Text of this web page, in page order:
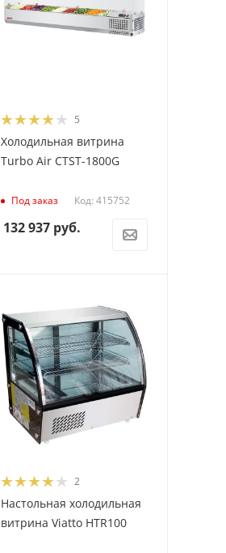
5
Холодильная витрина
Turbo Air CTST-1800G
Под заказ Код: 415752
132 937 руб.
2
Настольная холодильная
витрина Viatto HTR100